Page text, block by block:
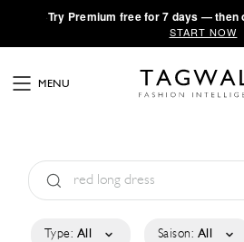
·Try Premium free for 7 days — then
START NOW
MENU
Type: All Saison: All